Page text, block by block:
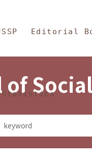
and
Editorial
Statistics